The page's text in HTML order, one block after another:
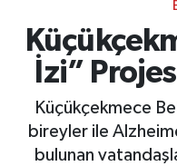
İzi”
Küçükçekmece
bireyler ile
bulunan